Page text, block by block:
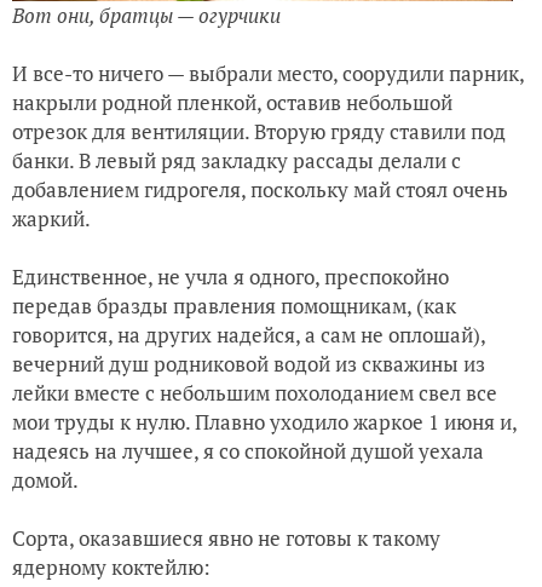
Вот они, братцы — огурчики
И все-то ничего — выбрали место, соорудили парник,
накрыли родной пленкой, оставив небольшой
отрезок для вентиляции. Вторую гряду ставили под
банки. В левый ряд закладку рассады делали с
добавлением гидрогеля, поскольку май стоял очень
жаркий.
Единственное, не учла я одного, преспокойно
передав бразды правления помощникам, (как
говорится, на других надейся, а сам не оплошай),
вечерний душ родниковой водой из скважины из
лейки вместе с небольшим похолоданием свел все
мои труды к нулю. Плавно уходило жаркое 1 июня и,
надеясь на лучшее, я со спокойной душой уехала
домой.
Сорта, оказавшиеся явно не готовы к такому
ядерному коктейлю: